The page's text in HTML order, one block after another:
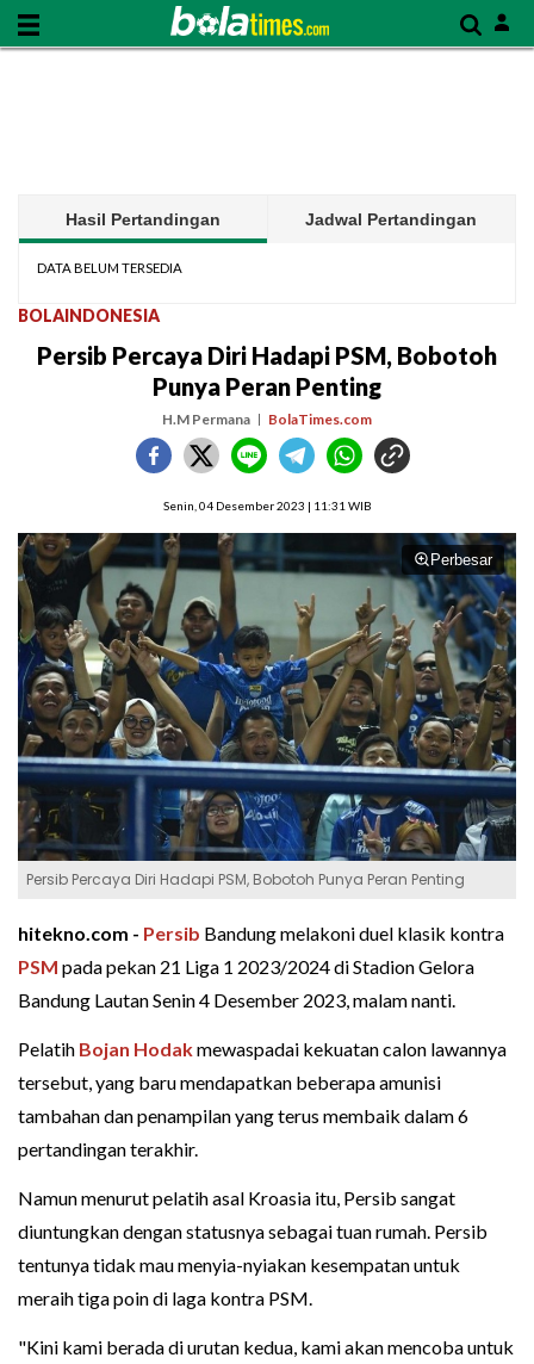
Hasil Pertandingan Jadwal Pertandingan
DATA BELUM TERSEDIA
BOLAINDONESIA
Persib Percaya Diri Hadapi PSM, Bobotoh
Punya Peran Penting
H.M Permana BolaTimes.com
Senin, 04 Desember 2023 | 11:31 WIB
Perbesar
Persib Percaya Diri Hadapi PSM, Bobotoh Punya Peran Penting
hitekno.com - Persib Bandung melakoni duel klasik kontra
PSM pada pekan 21 Liga 1 2023/2024 di Stadion Gelora
Bandung Lautan Senin 4 Desember 2023, malam nanti.
Pelatih Bojan Hodakmewaspadai kekuatan calon lawannya
tersebut, yang baru mendapatkan beberapa amunisi
tambahan dan penampilan yang terus membaik dalam 6
pertandingan terakhir.
Namun menurut pelatih asal Kroasia itu, Persib sangat
diuntungkan dengan statusnya sebagai tuan rumah. Persib
tentunya tidak mau menyia-nyiakan kesempatan untuk
meraih tiga poin di laga kontra PSM.
"Kini kami berada di urutan kedua, kami akan mencoba untuk